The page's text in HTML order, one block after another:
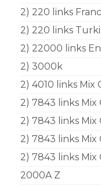
2) 220 links
2) 220 links
2) 22000 links
2) 3000k
2) 4010 links Mix
2) 7843 links Mix
2) 7843 links Mix
2) 7843 links Mix
2) 7843 links Mix
2000A Z